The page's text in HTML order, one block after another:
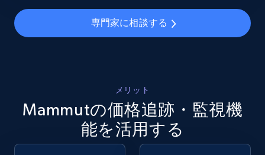
Amazon sellers info
専門家に相談する
メリット
Mammutの価格追跡・監視機
能を活用する